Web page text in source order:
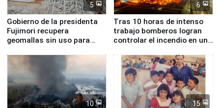
5
Gobierno de la presidenta
Fujimori recupera
geomallas sin uso para
Fenómeno El Niño
6
Tras 10 horas de intenso
trabajo bomberos logran
controlar el incendio en una
de Chile
10 15